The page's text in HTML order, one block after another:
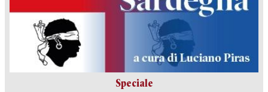
Speciale